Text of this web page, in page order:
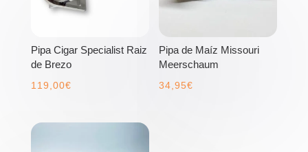
Pipa Cigar Specialist Raiz
de Brezo
119,00€
Pipa de Maíz Missouri
Meerschaum
34,95€